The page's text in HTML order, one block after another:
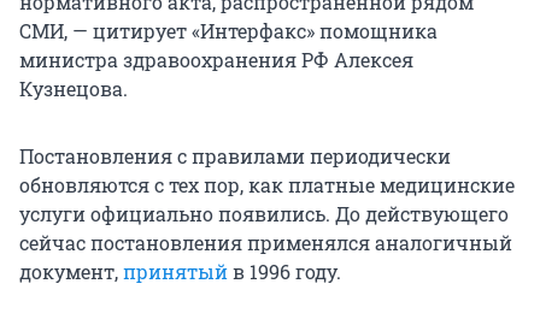
СМИ, — цитирует «Интерфакс» помощника
министра здравоохранения РФ Алексея
Кузнецова.
Постановления с правилами периодически
обновляются с тех пор, как платные медицинские
услуги официально появились. До действующего
сейчас постановления применялся аналогичный
документ,принятыйв 1996 году.